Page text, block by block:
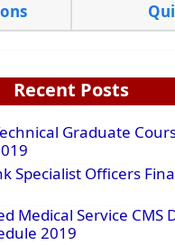
Recent Posts
Graduate
Specialist Officers
Medical Service CMS
2019